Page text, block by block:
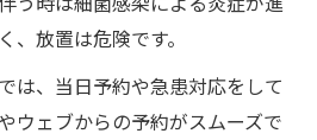
、放置は危険です。
は、当日予約や急患対応をして
ウェブからの予約がスムーズで